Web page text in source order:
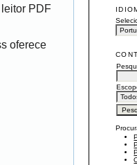
PDF
oferece